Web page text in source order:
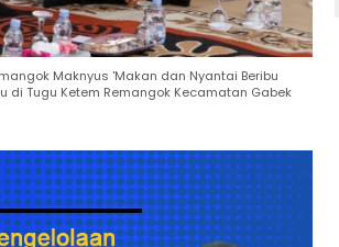
Maknyus 'Makan dan Nyantai Beribu
Tugu Ketem Remangok Kecamatan Gabek